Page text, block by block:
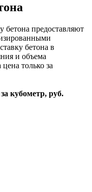
бетона предоставляют
бетона в
и объема
только за
кубометр, руб.